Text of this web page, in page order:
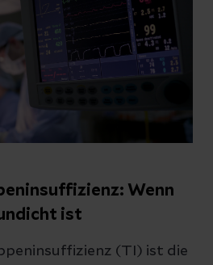
Wenn
ist
(TI) ist die